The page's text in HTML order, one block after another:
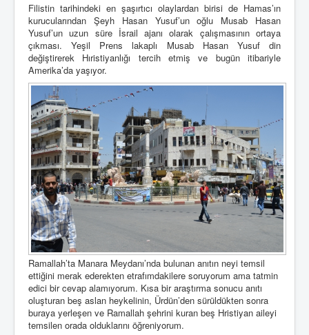
Filistin tarihindeki en şaşırtıcı olaylardan birisi de Hamas’ın
kurucularından Şeyh Hasan Yusuf’un oğlu Musab Hasan
Yusuf’un uzun süre İsrail ajanı olarak çalışmasının ortaya
çıkması. Yeşil Prens lakaplı Musab Hasan Yusuf din
değiştirerek Hıristiyanlığı tercih etmiş ve bugün itibariyle
Amerika’da yaşıyor.
Ramallah’ta Manara Meydanı’nda bulunan anıtın neyi temsil
ettiğini merak ederekten etrafımdakilere soruyorum ama tatmin
edici bir cevap alamıyorum. Kısa bir araştırma sonucu anıtı
oluşturan beş aslan heykelinin, Ürdün’den sürüldükten sonra
buraya yerleşen ve Ramallah şehrini kuran beş Hristiyan aileyi
temsilen orada olduklarını öğreniyorum.